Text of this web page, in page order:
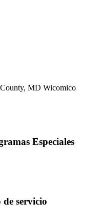
MD Wicomico
Especiales
servicio